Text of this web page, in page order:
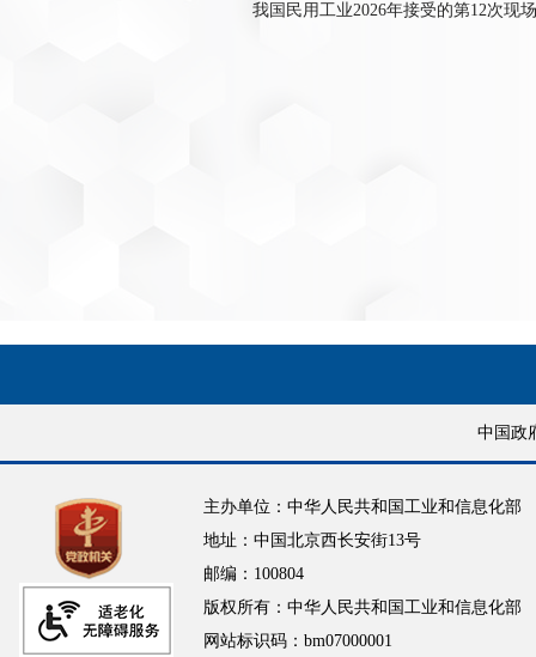
我国民用工业2026年接受的第12次现
中国政
主办单位：中华人民共和国工业和信息化部
地址：中国北京西长安街13号
邮编：100804
版权所有：中华人民共和国工业和信息化部
网站标识码：bm07000001